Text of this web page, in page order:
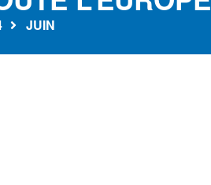
JUIN